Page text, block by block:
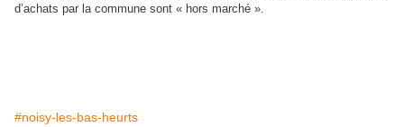
d’achats par la commune sont « hors marché ».
#noisy-les-bas-heurts